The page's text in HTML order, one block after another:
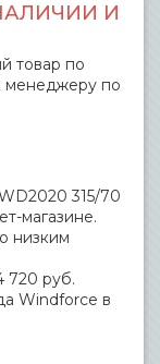
И
товар по
менеджеру по
315/70
магазине.
низким
720 руб.
Windforce в